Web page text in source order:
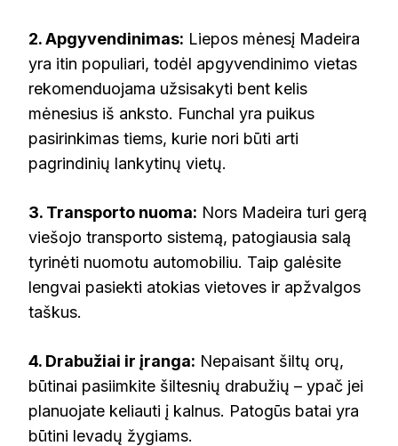
2. Apgyvendinimas: Liepos mėnesį Madeira
yra itin populiari, todėl apgyvendinimo vietas
rekomenduojama užsisakyti bent kelis
mėnesius iš anksto. Funchal yra puikus
pasirinkimas tiems, kurie nori būti arti
pagrindinių lankytinų vietų.
3. Transporto nuoma: Nors Madeira turi gerą
viešojo transporto sistemą, patogiausia salą
tyrinėti nuomotu automobiliu. Taip galėsite
lengvai pasiekti atokias vietoves ir apžvalgos
taškus.
4. Drabužiai ir įranga: Nepaisant šiltų orų,
būtinai pasiimkite šiltesnių drabužių – ypač jei
planuojate keliauti į kalnus. Patogūs batai yra
būtini levadų žygiams.